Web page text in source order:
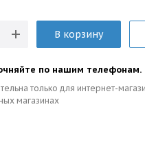
В корзину
по нашим телефонам.
только для интернет-
магазинах